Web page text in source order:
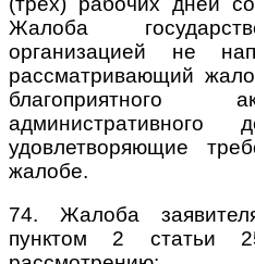
Жалоба
организацией не
рассматривающий
благоприятного
административного
удовлетворяющие
жалобе.
74. Жалоба
пунктом 2 статьи